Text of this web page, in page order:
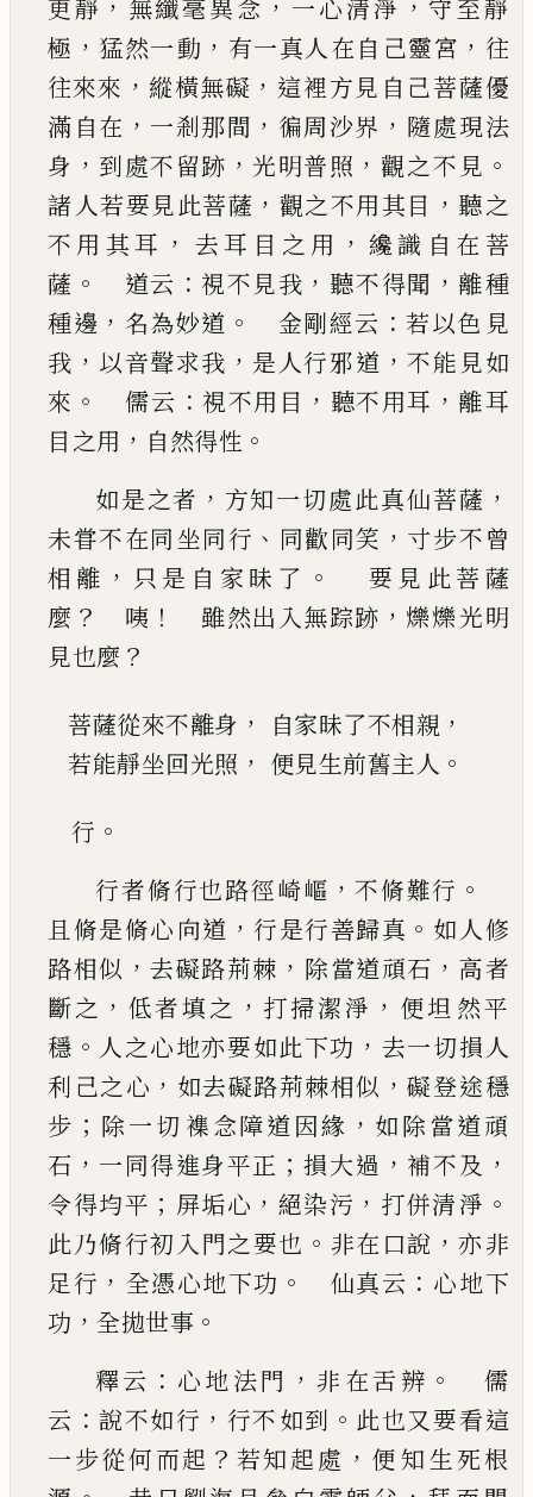
更靜 ， 無纖毫異念 ， 一心清淨 ， 守至靜
極 ， 猛然一動 ， 有一真人在自 己靈宮 ， 往
往來來 ， 縱橫無礙 ， 這裡方見自 己菩薩優
滿自在 ， 一剎那間 ， 徧周沙界 ， 隨處現法
身 ， 到處不留跡 ， 光明普照 ， 觀之不見 。
諸人若要見此菩薩 ， 觀之不用其目 ， 聽之
不用其耳 ， 去耳目之用 ， 纔識自在菩
薩 。 道云 ： 視不見我 ， 聽不得聞 ， 離種
種邊 ， 名為妙道 。 金剛經云 ： 若以色 見
我 ， 以音聲求我 ， 是人行邪道 ， 不能見如
來 。 儒云 ： 視不用目 ， 聽不用耳 ， 離耳
目之用 ， 自然得性 。
如是之者 ， 方知一切處此真仙菩薩 ，
未甞不在同坐同行 、 同歡同笑 ， 寸步不曾
相離 ， 只是自家昧了 。
要見此菩薩
麼 ？ 咦 ！ 雖然出入無踪跡 ， 爍爍光明
見也麼 ？
菩薩從來不離身 ， 自家昧了不相親 ，
若能靜坐回光照 ， 便見生前舊主人 。
行 。
行者脩行也路徑崎嶇 ， 不脩難行 。
且脩是脩心 向道 ， 行是行善歸真 。 如人修
路相似 ， 去礙路荊棘 ， 除當道頑石 ， 高者
斷之 ， 低者填之 ， 打掃潔淨 ， 便坦 然平
穩 。 人之心地亦要如此下功 ， 去一切損人
利 己之心 ， 如去礙路荊棘相似 ， 礙登途穩
步 ； 除一切 襍念障道因緣 ， 如除當道頑
石 ， 一同得進身平正 ； 損大過 ， 補不及 ，
令得均平 ； 屏垢心 ， 絕染污 ， 打併清淨 。
此乃脩行初入門之要也 。 非在口說 ， 亦非
足行 ， 全憑心地下功 。 仙真云 ： 心地下
功 ， 全拋世事 。
釋云 ： 心地法門 ， 非在舌辨 。
儒
云 ： 說不如行 ， 行不如到 。 此也又要看這
一步從何而起 ？ 若知起處 ， 便知生死根